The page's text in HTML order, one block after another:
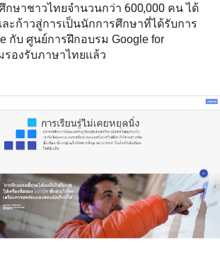
กษาชาวไทยจำนวนกว่า 600,000 คน ได้
ะก้าวสู่การเป็นนักการศึกษาที่ได้รับการ
กับ ศูนย์การฝึกอบรม Google for
องรับภาษาไทยเเล้ว